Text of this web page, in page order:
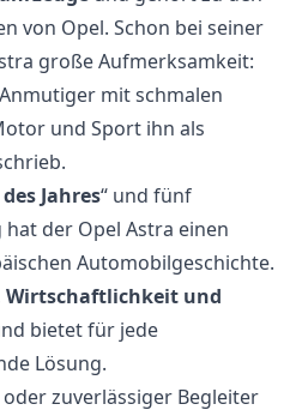
von Opel. Schon bei seiner
große Aufmerksamkeit:
mit schmalen
und Sport ihn als
Jahres“ und fünf
der Opel Astra einen
Automobilgeschichte.
Wirtschaftlichkeit und
bietet für jede
Lösung.
zuverlässiger Begleiter